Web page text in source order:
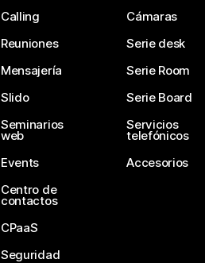
Calling
Reuniones
Mensajería
Slido
Seminarios
web
Events
Centro de
contactos
CPaaS
Seguridad
Cámaras
Serie desk
Serie Room
Serie Board
Servicios
telefónicos
Accesorios